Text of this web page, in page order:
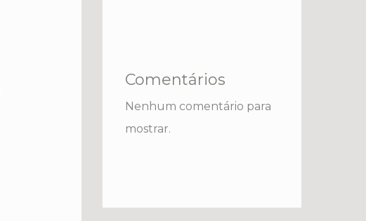
Comentários
Nenhum comentário para
mostrar.